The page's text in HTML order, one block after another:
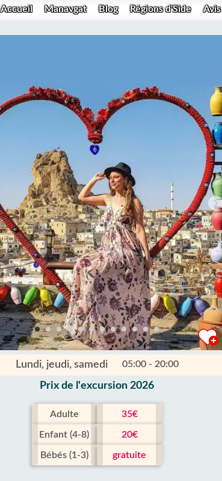
Accueil Manavgat Blog Régions d'Side Avis
Lundi, jeudi, samedi 05:00 - 20:00
Prix ​​de l'excursion 2026
Adulte 35€
Enfant (4-8) 20€
Bébés (1-3) gratuite